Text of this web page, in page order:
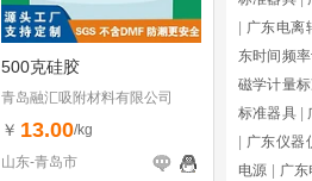
500克硅胶
青岛融汇吸附材料有限公司
￥ 13.00/kg
山东-青岛市
广东电离
东时间频
磁学计量
标准器具
广东仪器
电源
广